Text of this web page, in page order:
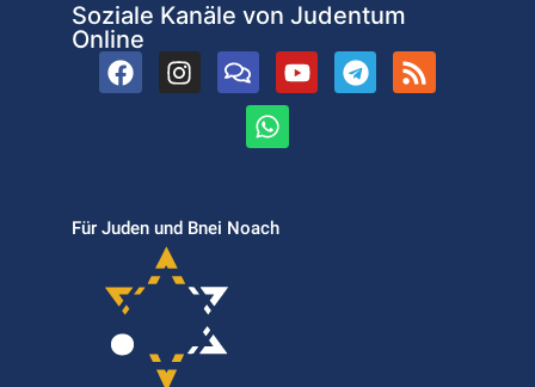
Soziale Kanäle von Judentum
Online
Für Juden und Bnei Noach